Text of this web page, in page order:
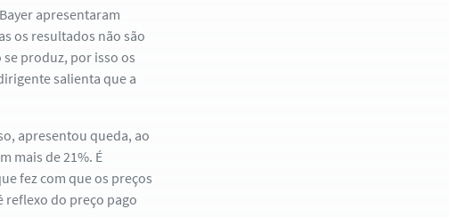
apresentaram
os resultados não são
produz, por isso os
salienta que a
apresentou queda, ao
mais de 21%. É
fez com que os preços
do preço pago